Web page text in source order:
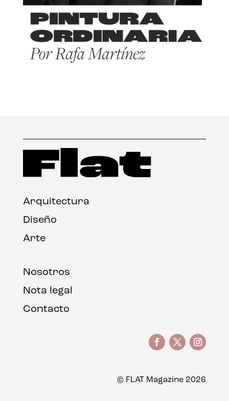
Arquitectura
Diseño
Arte
Nosotros
Nota legal
Contacto
© FLAT Magazine 2026